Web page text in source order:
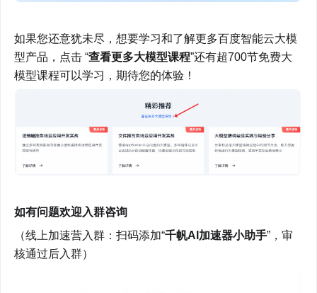
如果您还意犹未尽，想要学习和了解更多百度智能云大模
型产品，点击 “查看更多大模型课程”还有超700节免费大
模型课程可以学习，期待您的体验！
如有问题欢迎入群咨询
（线上加速营入群：扫码添加“千帆AI加速器小助手”，审
核通过后入群）